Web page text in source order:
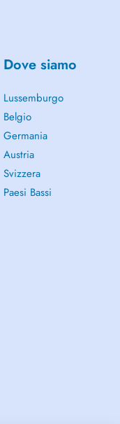
Dove siamo
Lussemburgo
Belgio
Germania
Austria
Svizzera
Paesi Bassi